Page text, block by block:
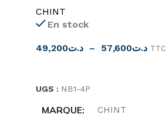
CHINT
En stock
د.ت49,200 – د.ت57,600 TTC
UGS : NB1-4P
MARQUE CHINT